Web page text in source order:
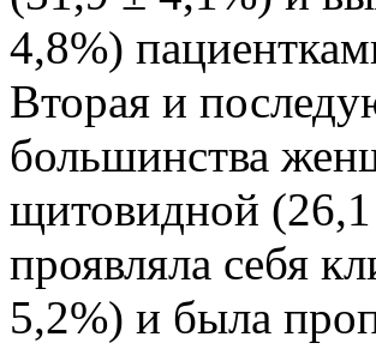
4,8%)
Вторая и
большинства
щитовидной
проявляла себя
5,2%) и была